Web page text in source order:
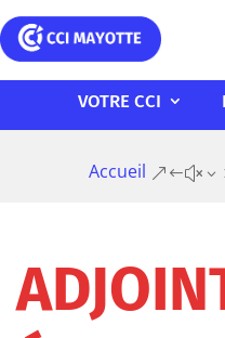
VOTRE CCI
Accueil